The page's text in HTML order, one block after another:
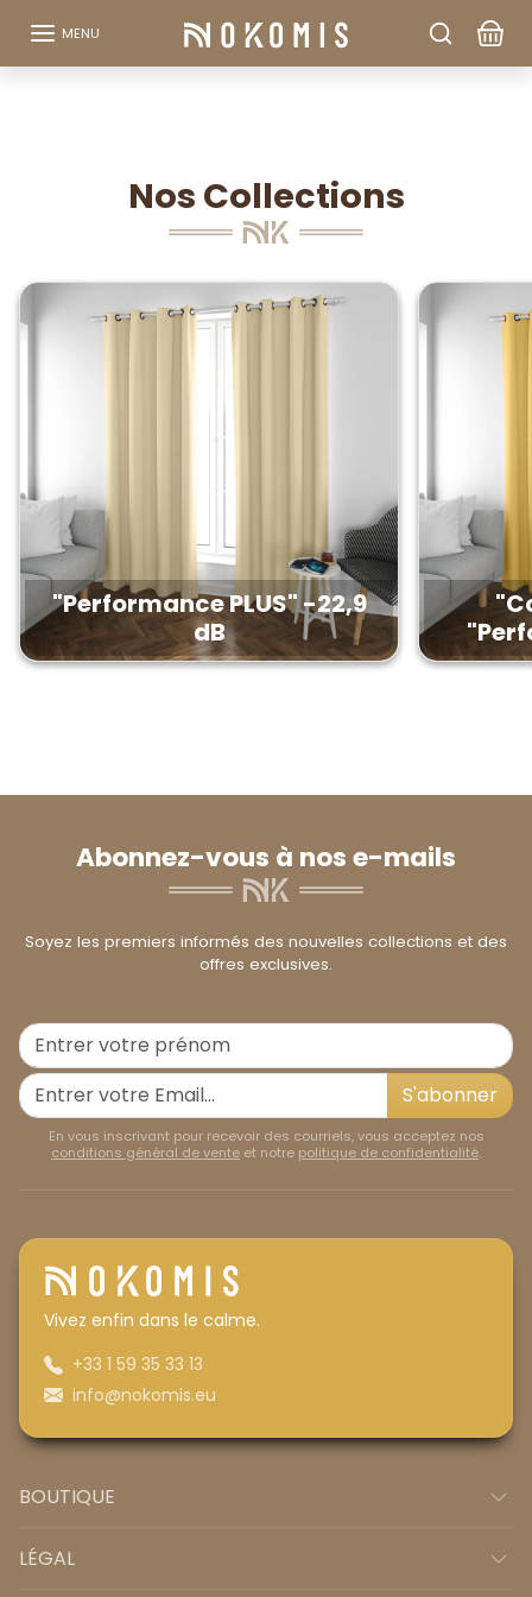
MENU
Nos Collections
"Performance PLUS" -22,9
dB
Abonnez-vous à nos e-mails
Soyez les premiers informés des nouvelles collections et des
offres exclusives.
S'abonner
En vous inscrivant pour recevoir des courriels, vous acceptez nos
conditions général de vente et notre politique de confidentialité.
Vivez enfin dans le calme.
+33 1 59 35 33 13
info@nokomis.eu
BOUTIQUE
LÉGAL